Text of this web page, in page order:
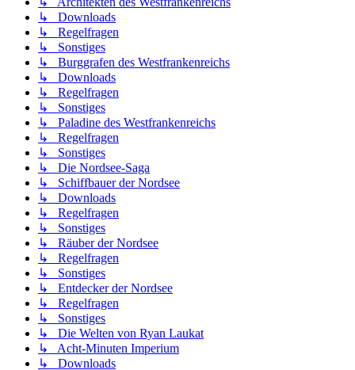
↳ Downloads
↳ Regelfragen
↳ Sonstiges
↳ Burggrafen des Westfrankenreichs
↳ Downloads
↳ Regelfragen
↳ Sonstiges
↳ Paladine des Westfrankenreichs
↳ Regelfragen
↳ Sonstiges
↳ Die Nordsee-Saga
↳ Schiffbauer der Nordsee
↳ Downloads
↳ Regelfragen
↳ Sonstiges
↳ Räuber der Nordsee
↳ Regelfragen
↳ Sonstiges
↳ Entdecker der Nordsee
↳ Regelfragen
↳ Sonstiges
↳ Die Welten von Ryan Laukat
↳ Acht-Minuten Imperium
↳ Downloads